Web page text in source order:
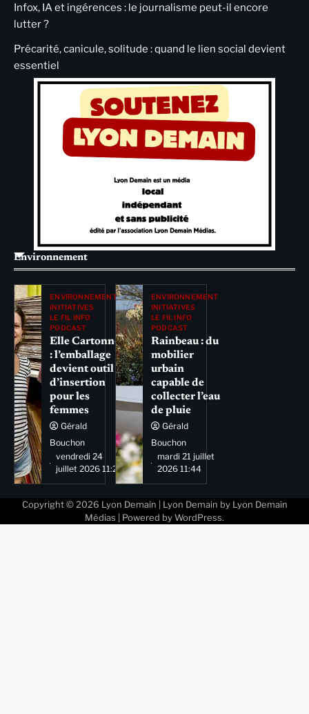
Infox, IA et ingérences : le journalisme peut-il encore
lutter ?
Précarité, canicule, solitude : quand le lien social devient
essentiel
Environnement
ENVIRONNEMENT
INITIATIVES
LE FIL INFO
PODCAST
Elle Cartonne
: l’emballage
devient outil
d’insertion
pour les
femmes
Gérald
Bouchon
vendredi 24
juillet 2026 11:29
ENVIRONNEMENT
INITIATIVES
LE FIL INFO
PODCAST
Rainbeau : du
mobilier
urbain
capable de
collecter l’eau
de pluie
Gérald
Bouchon
mardi 21 juillet
2026 11:44
Copyright © 2026 Lyon Demain | Lyon Demain by Lyon Demain
Médias | Powered by WordPress.